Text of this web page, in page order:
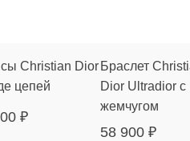
Christian Dior
цепей
₽
Браслет
Dior Ultradior с
жемчугом
58 900 ₽